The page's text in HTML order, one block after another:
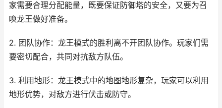
家需要合理分配能量，既要保证防御塔的安全，又要为召
唤龙王做好准备。
2. 团队协作：龙王模式的胜利离不开团队协作。玩家们需
要密切配合，共同对抗敌方队伍。
3. 利用地形：龙王模式中的地图地形复杂，玩家可以利用
地形优势，对敌方进行伏击或防守。